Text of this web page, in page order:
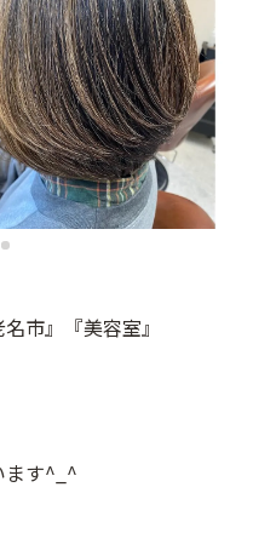
市』『美容室』
ます^_^